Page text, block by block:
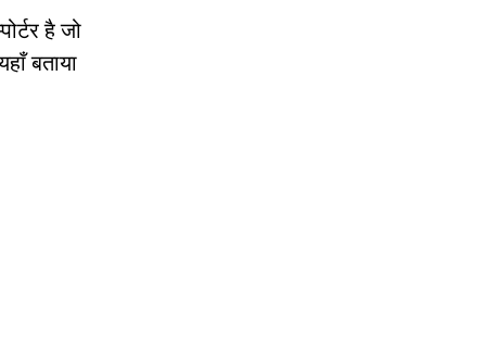
है जो
बताया